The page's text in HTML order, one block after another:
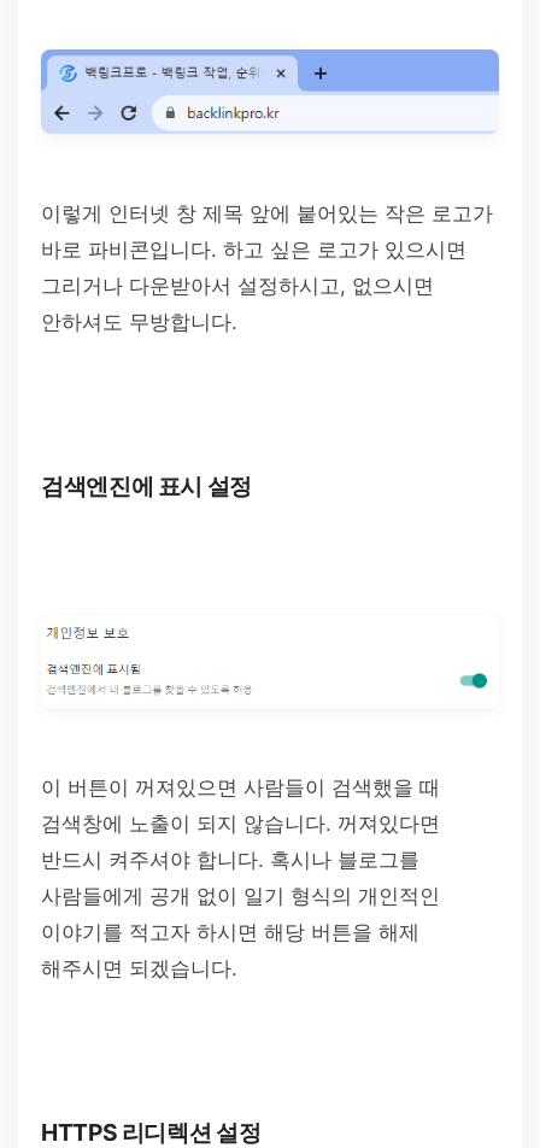
이렇게 인터넷 창 제목 앞에 붙어있는 작은 로고가
바로 파비콘입니다. 하고 싶은 로고가 있으시면
그리거나 다운받아서 설정하시고, 없으시면
안하셔도 무방합니다.
검색엔진에 표시 설정
이 버튼이 꺼져있으면 사람들이 검색했을 때
검색창에 노출이 되지 않습니다. 꺼져있다면
반드시 켜주셔야 합니다. 혹시나 블로그를
사람들에게 공개 없이 일기 형식의 개인적인
이야기를 적고자 하시면 해당 버튼을 해제
해주시면 되겠습니다.
HTTPS 리디렉션 설정